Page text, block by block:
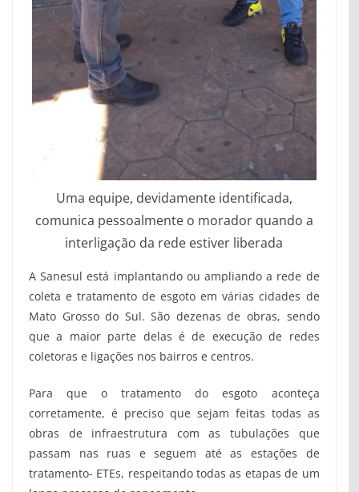
Uma equipe, devidamente identificada,
comunica pessoalmente o morador quando a
interligação da rede estiver liberada
A Sanesul está implantando ou ampliando a rede de
coleta e tratamento de esgoto em várias cidades de
Mato Grosso do Sul. São dezenas de obras, sendo
que a maior parte delas é de execução de redes
coletoras e ligações nos bairros e centros.
Para que o tratamento do esgoto aconteça
corretamente, é preciso que sejam feitas todas as
obras de infraestrutura com as tubulações que
passam nas ruas e seguem até as estações de
tratamento- ETEs, respeitando todas as etapas de um